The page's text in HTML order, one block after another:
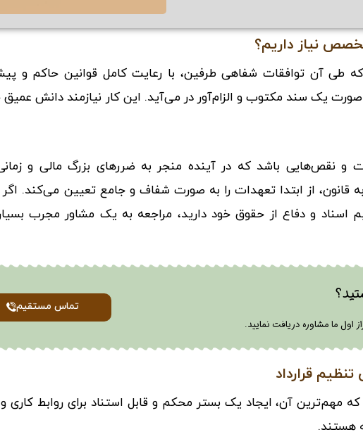
نیاز داریم؟
طی آن توافقات شفاهی طرفین، با رعایت کامل قوانین حاکم و
یک سند مکتوب و الزام‌آور در می‌آید. این کار نیازمند دانش
و نقص‌هایی باشد که در آینده منجر به ضررهای بزرگ مالی و
از ابتدا تعهدات را به صورت شفاف و جامع تعیین می‌کند. اگر
و دفاع از حقوق خود دارید، مراجعه به یک مشاور مجرب
اول ما مشاوره دریافت نمایید.
تماس مستقیم
قرارداد
که مهم‌ترین آن، ایجاد یک بستر محکم و قابل استناد برای روابط کاری
هستند.